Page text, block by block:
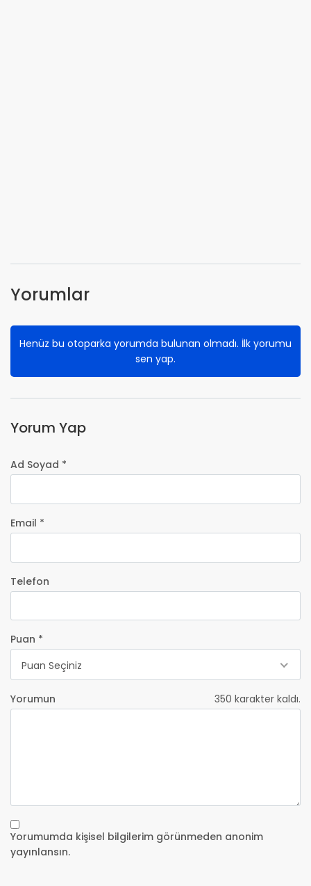
Yorumlar
Henüz bu otoparka yorumda bulunan olmadı. İlk yorumu
sen yap.
Yorum Yap
Ad Soyad *
Email *
Telefon
Puan *
Puan Seçiniz
Yorumun 350 karakter kaldı.
Yorumumda kişisel bilgilerim görünmeden anonim
yayınlansın.